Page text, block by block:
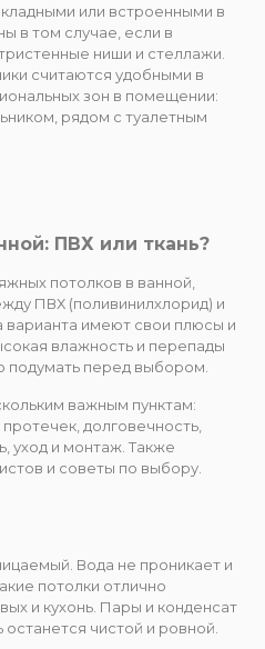
или встроенными в
в том случае, если в
ниши и стеллажи.
считаются удобными в
зон в помещении:
рядом с туалетным
ПВХ или ткань?
потолков в ванной,
ПВХ (поливинилхлорид) и
имеют свои плюсы и
влажность и перепады
подумать перед выбором.
важным пунктам:
долговечность,
уход и монтаж. Также
и советы по выбору.
Вода не проникает и
потолки отлично
и кухонь. Пары и конденсат
чистой и ровной.